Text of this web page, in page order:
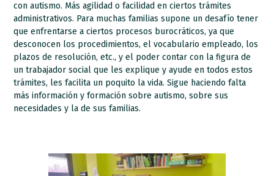
con autismo. Más agilidad o facilidad en ciertos trámites
administrativos. Para muchas familias supone un desafío tener
que enfrentarse a ciertos procesos burocráticos, ya que
desconocen los procedimientos, el vocabulario empleado, los
plazos de resolución, etc., y el poder contar con la figura de
un trabajador social que les explique y ayude en todos estos
trámites, les facilita un poquito la vida. Sigue haciendo falta
más información y formación sobre autismo, sobre sus
necesidades y la de sus familias.